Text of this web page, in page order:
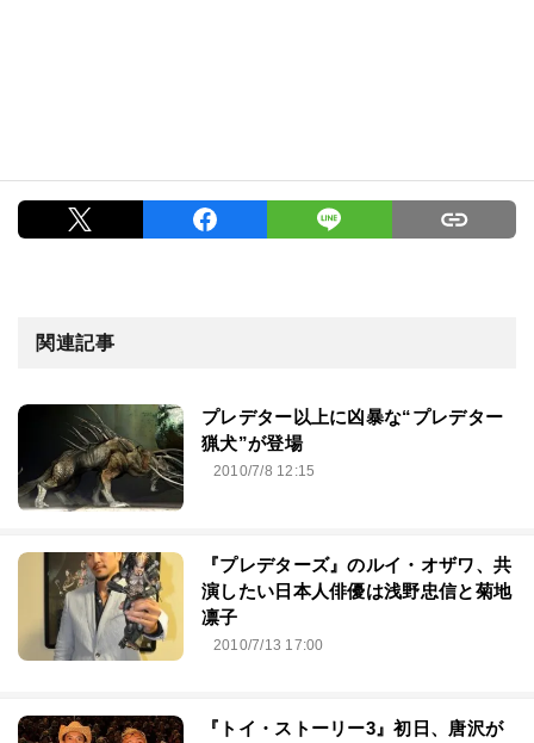
関連記事
プレデター以上に凶暴な“プレデター
猟犬”が登場
2010/7/8 12:15
『プレデターズ』のルイ・オザワ、共
演したい日本人俳優は浅野忠信と菊地
凛子
2010/7/13 17:00
『トイ・ストーリー3』初日、唐沢が